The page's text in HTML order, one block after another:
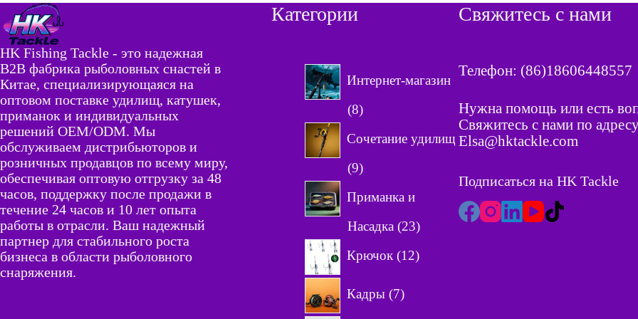
HK Fishing Tackle - это надежная
B2B фабрика рыболовных снастей в
Китае, специализирующаяся на
оптовом поставке удилищ, катушек,
приманок и индивидуальных
решений OEM/ODM. Мы
обслуживаем дистрибьюторов и
розничных продавцов по всему миру,
обеспечивая оптовую отгрузку за 48
часов, поддержку после продажи в
течение 24 часов и 10 лет опыта
работы в отрасли. Ваш надежный
партнер для стабильного роста
бизнеса в области рыболовного
снаряжения.
Категории
Интернет-магазин
88
в
р
о
Сочетание удилищ
99
о
в
р
Приманка и
Насадка 232
т
Крючок 121
Кадры 77
Свяжитесь с нами
Телефон: (86)18606448557
Нужна помощь или есть
Свяжитесь с нами по
Elsa@hktackle.com
Подписаться на HK Tackle